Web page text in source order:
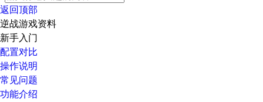
返回顶部
逆战游戏资料
新手入门
配置对比
操作说明
常见问题
功能介绍